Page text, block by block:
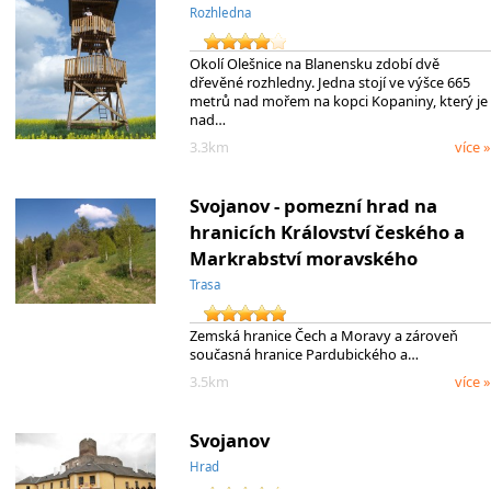
Rozhledna
Okolí Olešnice na Blanensku zdobí dvě
dřevěné rozhledny. Jedna stojí ve výšce 665
metrů nad mořem na kopci Kopaniny, který je
nad…
3.3km
více »
Svojanov - pomezní hrad na
hranicích Království českého a
Markrabství moravského
Trasa
Zemská hranice Čech a Moravy a zároveň
současná hranice Pardubického a…
3.5km
více »
Svojanov
Hrad